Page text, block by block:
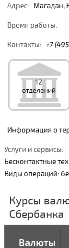
Адрес: Магадан,
Время работы:
Контакты: +7
12
отделений
Информация о
Услуги и сервисы:
Бесконтактные
Виды операций:
Курсы
Сбербанка
Валюты